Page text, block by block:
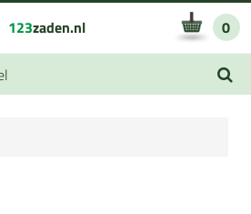
123zaden.nl 0